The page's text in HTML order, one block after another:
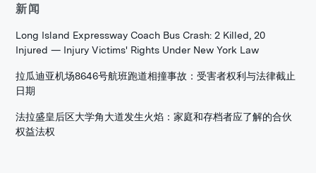
新闻
Long Island Expressway Coach Bus Crash: 2 Killed, 20
Injured — Injury Victims' Rights Under New York Law
拉瓜迪亚机场8646号航班跑道相撞事故：受害者权利与法律截止
日期
法拉盛皇后区大学角大道发生火焰：家庭和存档者应了解的合伙
权益法权